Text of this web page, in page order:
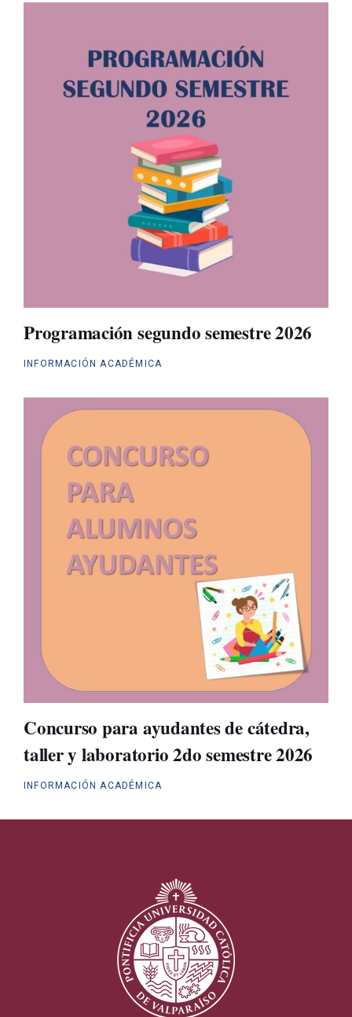
Programación segundo semestre 2026
INFORMACIÓN ACADÉMICA
Concurso para ayudantes de cátedra,
taller y laboratorio 2do semestre 2026
INFORMACIÓN ACADÉMICA